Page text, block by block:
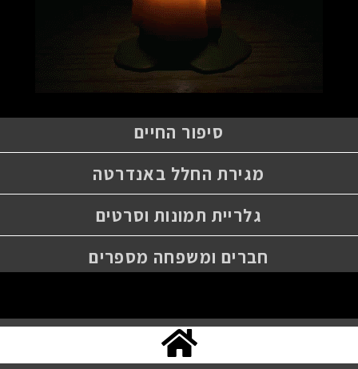
סיפור החיים
מגירת החלל באנדרטה
גלריית תמונות וסרטים
חברים ומשפחה מספרים